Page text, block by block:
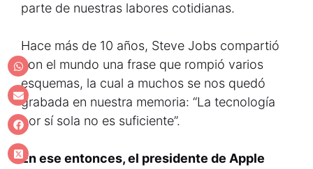
parte de nuestras labores cotidianas.
Hace más de 10 años, Steve Jobs compartió
con el mundo una frase que rompió varios
esquemas, la cual a muchos se nos quedó
grabada en nuestra memoria: “La tecnología
por sí sola no es suficiente”.
En ese entonces, el presidente de Apple